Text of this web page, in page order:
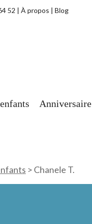
52 À propos Blog
Anniversaire
> Chanele T.